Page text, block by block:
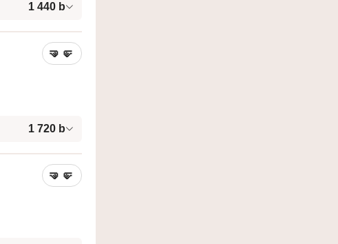
1 440 b
🤜 🤛
1 720 b
🤜 🤛